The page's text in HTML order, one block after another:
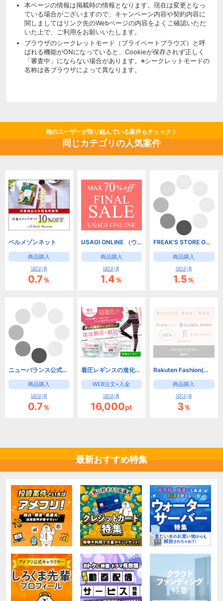
本ページの情報は掲載時の情報となります。現在は変更となっ
ている場合がございますので、キャンペーン内容や契約内容に
関しましてはリンク先のWebページの内容をよくご確認いただ
いた上で、ご利用をお願いいたします。
ブラウザのシークレットモード（プライベートブラウズ）と呼
ばれる機能がONになっていると、Cookieが保存されず正しく
「審査中」にならない場合があります。※シークレットモードの
名称は各ブラウザによって異なります。
他のユーザーが取り組んでいる案件もチェック！
同じカテゴリの人気案件
ベルメゾンネット
商品購入
認証済
0.7％
USAGI ONLINE （ウサギオンライン）公式通販【リピート】
商品購入
認証済
1.4％
FREAK'S STORE ONLINE（フリークスストア）
商品購入
認証済
1.5％
ニューバランス公式オンラインストア
商品購入
認証済
0.7％
着圧レギンスの進化版！脚をグッと引き締め細く長く魅せる！【slimuse】
WEB注文+入金
認証済
16,000pt
Rakuten Fashion(楽天ファッション)
商品購入
認証済
3％
最新おすすめ特集